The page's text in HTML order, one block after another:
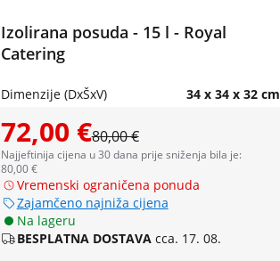
Izolirana posuda - 15 l - Royal
Catering
Dimenzije (DxŠxV) 34 x 34 x 32 cm
72,00 €80,00 €
Najjeftinija cijena u 30 dana prije sniženja bila je:
80,00 €
Vremenski ograničena ponuda
Zajamčeno najniža cijena
Na lageru
BESPLATNA DOSTAVA cca. 17. 08.